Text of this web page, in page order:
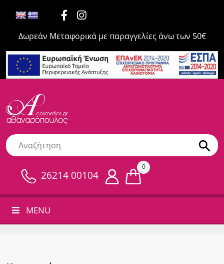
Δωρεάν Μεταφορικά με παραγγελίες άνω των 50€
26214 00104
0
MENU